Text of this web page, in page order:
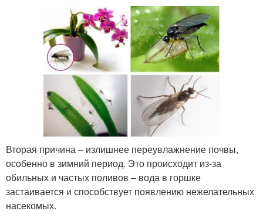
Вторая причина – излишнее переувлажнение почвы,
особенно в зимний период. Это происходит из-за
обильных и частых поливов – вода в горшке
застаивается и способствует появлению нежелательных
насекомых.